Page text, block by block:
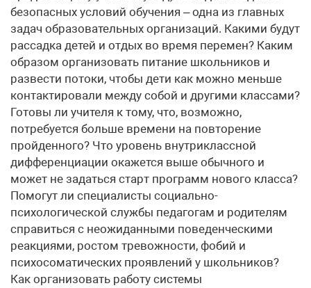
безопасных условий обучения – одна из главных
задач образовательных организаций. Какими будут
рассадка детей и отдых во время перемен? Каким
образом организовать питание школьников и
развести потоки, чтобы дети как можно меньше
контактировали между собой и другими классами?
Готовы ли учителя к тому, что, возможно,
потребуется больше времени на повторение
пройденного? Что уровень внутриклассной
дифференциации окажется выше обычного и
может не задаться старт программ нового класса?
Помогут ли специалисты социально-
психологической службы педагогам и родителям
справиться с неожиданными поведенческими
реакциями, ростом тревожности, фобий и
психосоматических проявлений у школьников?
Как организовать работу системы